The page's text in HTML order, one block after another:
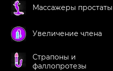
Массажеры простаты
Увеличение члена
Страпоны и
фаллопротезы